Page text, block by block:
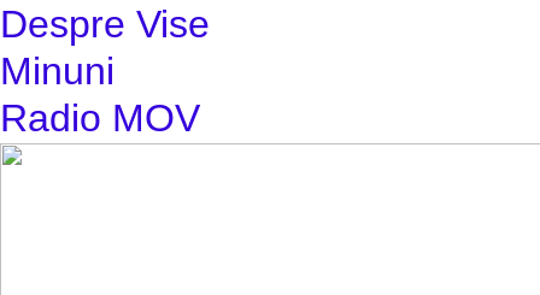
Despre Vise
Minuni
Radio MOV